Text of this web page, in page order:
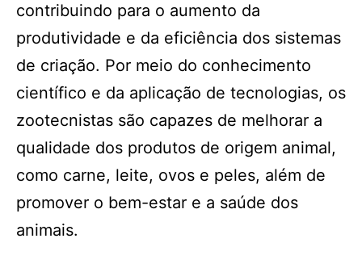
contribuindo para o aumento da
produtividade e da eficiência dos sistemas
de criação. Por meio do conhecimento
científico e da aplicação de tecnologias, os
zootecnistas são capazes de melhorar a
qualidade dos produtos de origem animal,
como carne, leite, ovos e peles, além de
promover o bem-estar e a saúde dos
animais.